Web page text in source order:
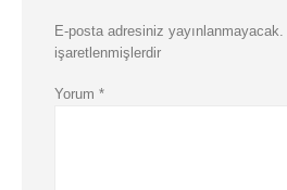
E-posta adresiniz yayınlanmayacak.
işaretlenmişlerdir
Yorum *